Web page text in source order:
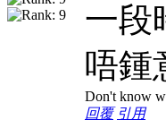
一段
唔鍾
Don't know
回覆 引用